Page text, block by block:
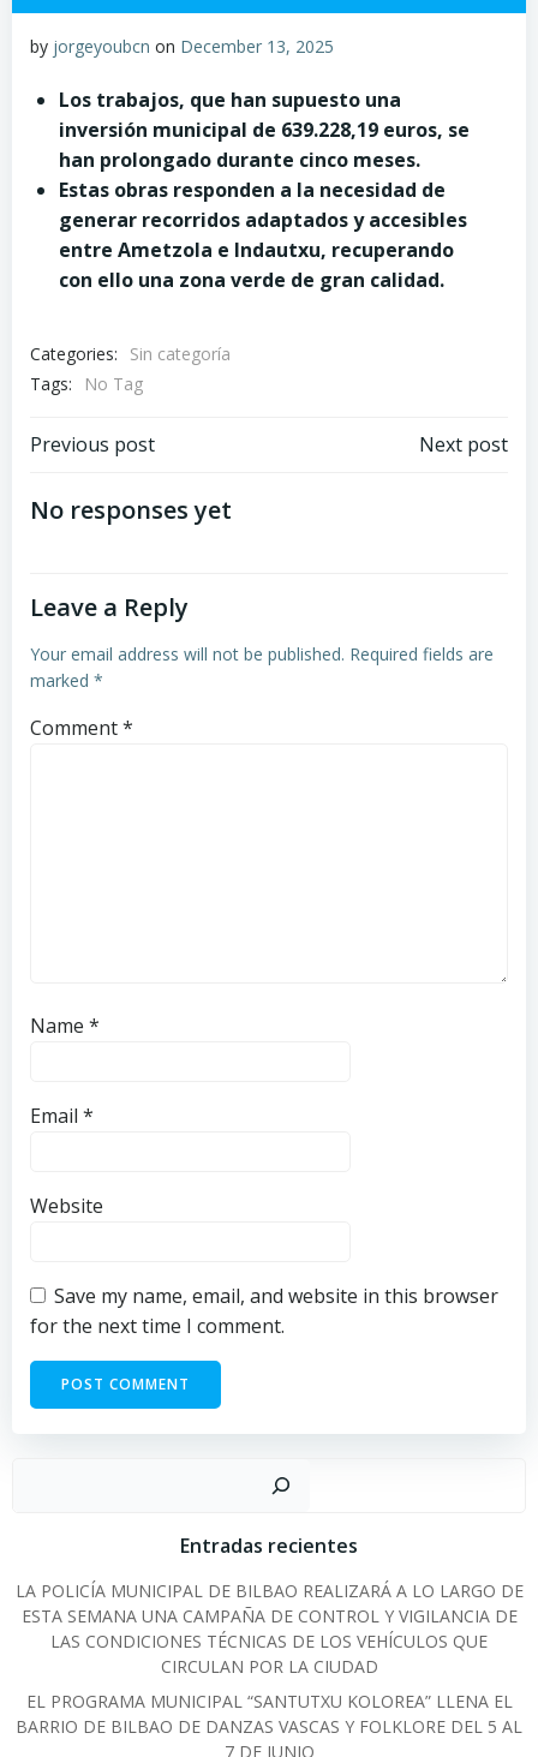
by jorgeyoubcn on December 13, 2025
Los trabajos, que han supuesto una
inversión municipal de 639.228,19 euros, se
han prolongado durante cinco meses.
Estas obras responden a la necesidad de
generar recorridos adaptados y accesibles
entre Ametzola e Indautxu, recuperando
con ello una zona verde de gran calidad.
Categories:
Sin categoría
Tags:
No Tag
Post
navigation
Previous post Next post
No responses yet
Leave a Reply
Your email address will not be published. Required fields are
marked *
Comment*
Name *
Email *
Website
Save my name, email, and website in this browser
for the next time I comment.
Entradas recientes
LA POLICÍA MUNICIPAL DE BILBAO REALIZARÁ A LO LARGO DE
ESTA SEMANA UNA CAMPAÑA DE CONTROL Y VIGILANCIA DE
LAS CONDICIONES TÉCNICAS DE LOS VEHÍCULOS QUE
CIRCULAN POR LA CIUDAD
EL PROGRAMA MUNICIPAL “SANTUTXU KOLOREA” LLENA EL
BARRIO DE BILBAO DE DANZAS VASCAS Y FOLKLORE DEL 5 AL
7 DE JUNIO